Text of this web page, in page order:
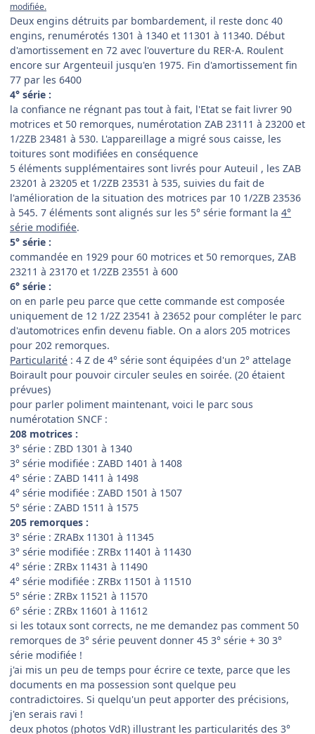
modifiée.
Deux engins détruits par bombardement, il reste donc 40
engins, renumérotés 1301 à 1340 et 11301 à 11340. Début
d'amortissement en 72 avec l'ouverture du RER-A. Roulent
encore sur Argenteuil jusqu'en 1975. Fin d'amortissement fin
77 par les 6400
4° série :
la confiance ne régnant pas tout à fait, l'Etat se fait livrer 90
motrices et 50 remorques, numérotation ZAB 23111 à 23200 et
1/2ZB 23481 à 530. L'appareillage a migré sous caisse, les
toitures sont modifiées en conséquence
5 éléments supplémentaires sont livrés pour Auteuil , les ZAB
23201 à 23205 et 1/2ZB 23531 à 535, suivies du fait de
l'amélioration de la situation des motrices par 10 1/2ZB 23536
à 545. 7 éléments sont alignés sur les 5° série formant la 4°
série modifiée.
5° série :
commandée en 1929 pour 60 motrices et 50 remorques, ZAB
23211 à 23170 et 1/2ZB 23551 à 600
6° série :
on en parle peu parce que cette commande est composée
uniquement de 12 1/2Z 23541 à 23652 pour compléter le parc
d'automotrices enfin devenu fiable. On a alors 205 motrices
pour 202 remorques.
Particularité : 4 Z de 4° série sont équipées d'un 2° attelage
Boirault pour pouvoir circuler seules en soirée. (20 étaient
prévues)
pour parler poliment maintenant, voici le parc sous
numérotation SNCF :
208 motrices :
3° série : ZBD 1301 à 1340
3° série modifiée : ZABD 1401 à 1408
4° série : ZABD 1411 à 1498
4° série modifiée : ZABD 1501 à 1507
5° série : ZABD 1511 à 1575
205 remorques :
3° série : ZRABx 11301 à 11345
3° série modifiée : ZRBx 11401 à 11430
4° série : ZRBx 11431 à 11490
4° série modifiée : ZRBx 11501 à 11510
5° série : ZRBx 11521 à 11570
6° série : ZRBx 11601 à 11612
si les totaux sont corrects, ne me demandez pas comment 50
remorques de 3° série peuvent donner 45 3° série + 30 3°
série modifiée !
j'ai mis un peu de temps pour écrire ce texte, parce que les
documents en ma possession sont quelque peu
contradictoires. Si quelqu'un peut apporter des précisions,
j'en serais ravi !
deux photos (photos VdR) illustrant les particularités des 3°